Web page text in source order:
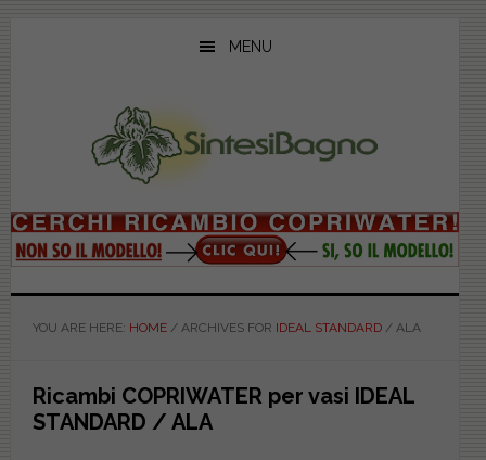
MENU
YOU ARE HERE: HOME /ARCHIVES FOR IDEAL STANDARD /ALA
Ricambi COPRIWATER per vasi IDEAL
STANDARD / ALA